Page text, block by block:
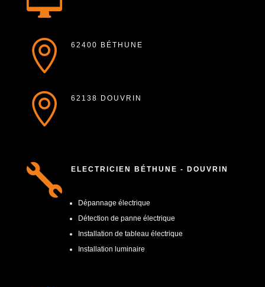
 62400 BÉTHUNE
 62138 DOUVRIN
 ELECTRICIEN BÉTHUNE - DOUVRIN
Dépannage électrique
Détection de panne électrique
Installation de tableau électrique
Installation luminaire